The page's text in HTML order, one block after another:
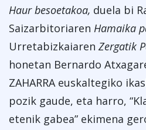
Haur besoetakoa, duela bi
Saizarbitoriaren Hamaika
Urretabizkaiaren Zergatik
honetan Bernardo
ZAHARRA euskaltegiko
pozik gaude, eta harro,
etenik gabea” ekimena